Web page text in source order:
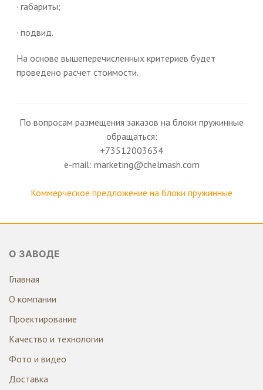
· габариты;
· подвид.
На основе вышеперечисленных критериев будет
проведено расчет стоимости.
По вопросам размещения заказов на блоки пружинные
обращаться:
+73512003634
e-mail: marketing@chelmash.com
Коммерческое предложение на блоки пружинные
О ЗАВОДЕ
Главная
О компании
Проектирование
Качество и технологии
Фото и видео
Доставка